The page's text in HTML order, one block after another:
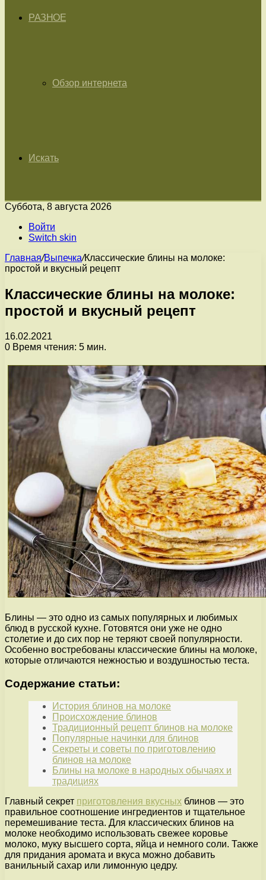
РАЗНОЕ
Обзор интернета
Искать
Суббота, 8 августа 2026
Войти
Switch skin
Главная/Выпечка/Классические блины на молоке:
простой и вкусный рецепт
Классические блины на молоке:
простой и вкусный рецепт
16.02.2021
0 Время чтения: 5 мин.
Блины — это одно из самых популярных и любимых
блюд в русской кухне. Готовятся они уже не одно
столетие и до сих пор не теряют своей популярности.
Особенно востребованы классические блины на молоке,
которые отличаются нежностью и воздушностью теста.
Содержание статьи:
История блинов на молоке
Происхождение блинов
Традиционный рецепт блинов на молоке
Популярные начинки для блинов
Секреты и советы по приготовлению
блинов на молоке
Блины на молоке в народных обычаях и
традициях
Главный секрет приготовления вкусных блинов — это
правильное соотношение ингредиентов и тщательное
перемешивание теста. Для классических блинов на
молоке необходимо использовать свежее коровье
молоко, муку высшего сорта, яйца и немного соли. Также
для придания аромата и вкуса можно добавить
ванильный сахар или лимонную цедру.